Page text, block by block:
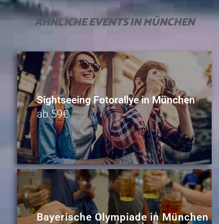
ÄHNLICHEEVENTS IN MÜNCHEN
Sightseeing Fotorallye in München
ab 59€
Bayerische Olympiade in München